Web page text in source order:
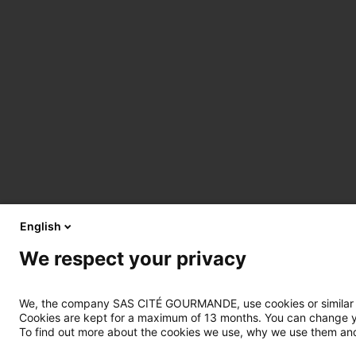
English
We respect your privacy
We, the company SAS CITÉ GOURMANDE, use cookies or
Cookies are kept for a maximum of 13 months. You can
To find out more about the cookies we use, why we use them